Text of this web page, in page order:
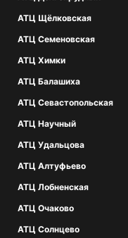
АТЦ Щёлковская
АТЦ Семеновская
АТЦ Химки
АТЦ Балашиха
АТЦ Севастопольская
АТЦ Научный
АТЦ Удальцова
АТЦ Алтуфьево
АТЦ Лобненская
АТЦ Очаково
АТЦ Солнцево